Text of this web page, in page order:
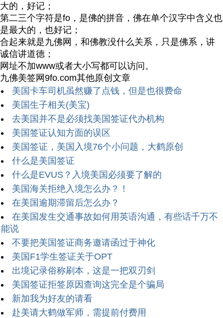
大的，好记；
第二三个字符是fo，是佛的拼音，佛在单个汉字中含义也
是最大的，也好记；
合起来就是九佛网，和佛教没什么关系，只是佛系，讲
诚信讲道德；
网址不加www或者大小写都可以访问。
九佛美签网9fo.com其他原创文章
美国卡车司机虽然赚了点钱，但是也很费命
美国生子相关(美宝)
去美国并不是必须找美国签证代办机构
美国签证认知方面的误区
美国签证，美国入境76个小问题，大鹤原创
什么是美国签证
什么是EVUS？入境美国必须要了解的
美国海关拒绝入境怎么办？！
在美国逾期滞留后怎么办？
在美国发生交通事故如何用英语沟通，有些话千万不
能说
不要把美国签证商务邀请函过于神化
美国F1学生签证关于OPT
出境记录俗称刷本，这是一把双刃剑
美国签证拒签原因查询这完全是个骗局
新加我为好友的请看
赴美请大鹤做军师，需提前付费用